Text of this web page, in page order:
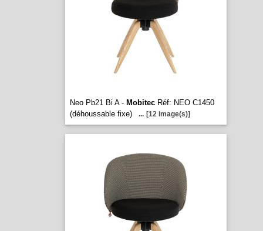
Neo Pb21 Bi A - MobitecRéf: NEO C1450
(déhoussable fixe)
... [12 image(s)]